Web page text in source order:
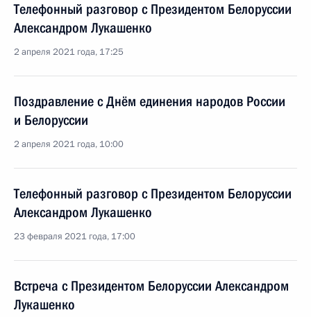
Телефонный разговор с Президентом Белоруссии
Александром Лукашенко
2 апреля 2021 года, 17:25
Поздравление с Днём единения народов России
и Белоруссии
2 апреля 2021 года, 10:00
Телефонный разговор с Президентом Белоруссии
Александром Лукашенко
23 февраля 2021 года, 17:00
Встреча с Президентом Белоруссии Александром
Лукашенко